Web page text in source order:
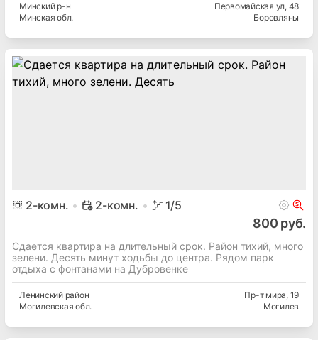
Минскийр-н
Минская обл.
Первомайская ул, 48
Боровляны
2-комн. 2-комн. 1/5
800 руб.
Сдается квартира на длительный срок. Район тихий, много
зелени. Десять минут ходьбы до центра. Рядом парк
отдыха с фонтанами на Дубровенке
Ленинскийрайон
Могилевская обл.
Пр-т мира, 19
Могилев